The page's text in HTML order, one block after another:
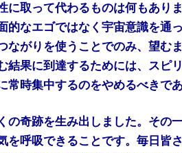
に取って代わるものは何もあり
的なエゴではなく宇宙意識を通
ながりを使うことでのみ、望む
結果に到達するためには、スピ
常時集中するのをやめるべきで
の奇跡を生み出しました。その
を呼吸できることです。毎日皆